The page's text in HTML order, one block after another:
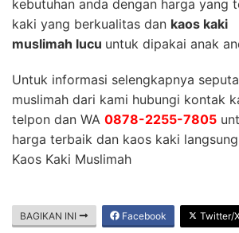
kebutuhan anda dengan harga yang
kaki yang berkualitas dan kaos kaki
muslimah lucu untuk dipakai anak
Untuk informasi selengkapnya
muslimah dari kami hubungi kontak
telpon dan WA 0878-2255-7805
harga terbaik dan kaos kaki
Kaos Kaki Muslimah
BAGIKAN INI Facebook Twitter/